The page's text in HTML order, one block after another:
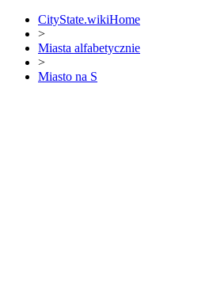
CityState.wikiHome
>
Miasta alfabetycznie
>
Miasto na S